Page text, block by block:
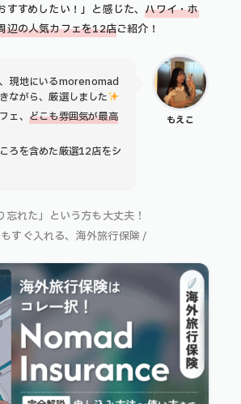
すすめしたい！」と感じた、ハワイ・ホ
辺の人気カフェを12店ご紹介！
もえこ
現地にいるmorenomad
ながら、厳選しました
ェ、 どこも雰囲気が最高
ろを含めた厳選12店をシ
忘れた」という方も大丈夫！
すぐ入れる、海外旅行保険 /